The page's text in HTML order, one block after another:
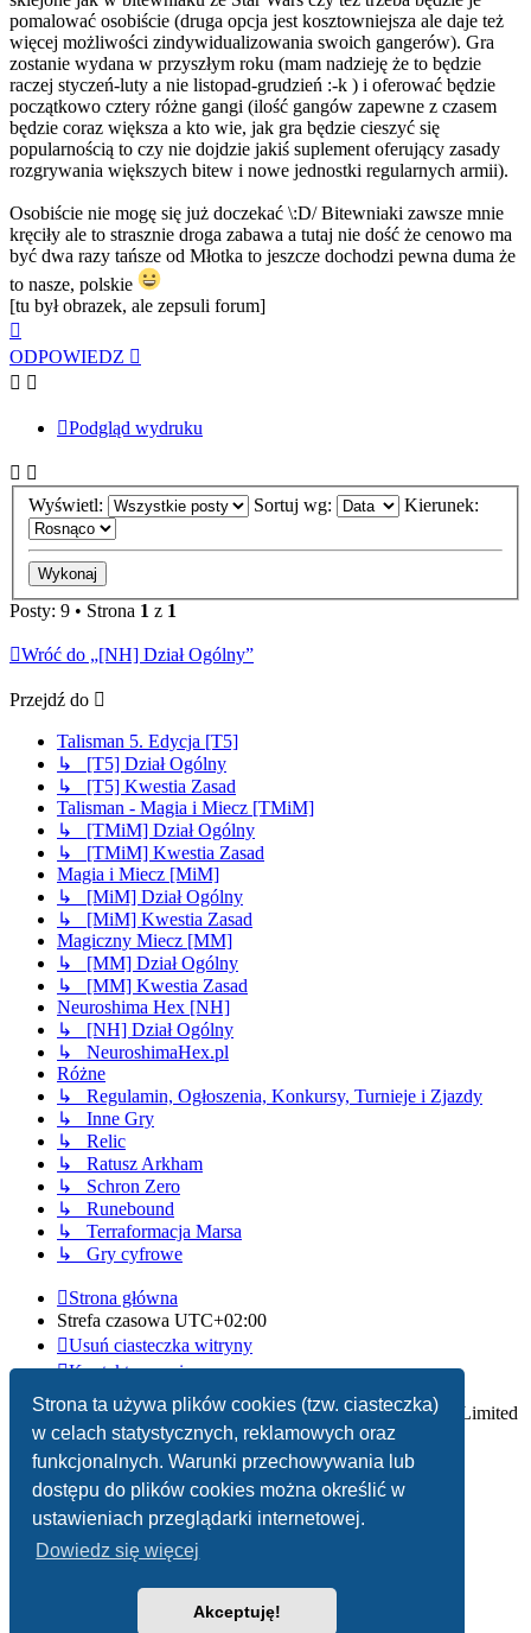
Strona ta używa plików cookies (tzw. ciasteczka)
w celach statystycznych, reklamowych oraz
funkcjonalnych. Warunki przechowywania lub
dostępu do plików cookies można określić w
ustawieniach przeglądarki internetowej.
Dowiedz się więcej
Akceptuję!
pomalować osobiście (druga opcja jest kosztowniejsza ale daje też
więcej możliwości zindywidualizowania swoich gangerów). Gra
zostanie wydana w przyszłym roku (mam nadzieję że to będzie
raczej styczeń-luty a nie listopad-grudzień :-k ) i oferować będzie
początkowo cztery różne gangi (ilość gangów zapewne z czasem
będzie coraz większa a kto wie, jak gra będzie cieszyć się
popularnością to czy nie dojdzie jakiś suplement oferujący zasady
rozgrywania większych bitew i nowe jednostki regularnych armii).
Osobiście nie mogę się już doczekać \:D/ Bitewniaki zawsze mnie
kręciły ale to strasznie droga zabawa a tutaj nie dość że cenowo ma
być dwa razy tańsze od Młotka to jeszcze dochodzi pewna duma że
to nasze, polskie
[tu był obrazek, ale zepsuli forum]
górę
ODPOWIEDZ
Podgląd wydruku
Wyświetl: Sortuj wg: Kierunek:
Posty: 9 • Strona 1 z 1
Wróć do „[NH] Dział Ogólny”
Przejdź do
Talisman 5. Edycja [T5]
↳ [T5] Dział Ogólny
↳ [T5] Kwestia Zasad
Talisman - Magia i Miecz [TMiM]
↳ [TMiM] Dział Ogólny
↳ [TMiM] Kwestia Zasad
Magia i Miecz [MiM]
↳ [MiM] Dział Ogólny
↳ [MiM] Kwestia Zasad
Magiczny Miecz [MM]
↳ [MM] Dział Ogólny
↳ [MM] Kwestia Zasad
Neuroshima Hex [NH]
↳ [NH] Dział Ogólny
↳ NeuroshimaHex.pl
Różne
↳ Regulamin, Ogłoszenia, Konkursy, Turnieje i Zjazdy
↳ Inne Gry
↳ Relic
↳ Ratusz Arkham
↳ Schron Zero
↳ Runebound
↳ Terraformacja Marsa
↳ Gry cyfrowe
Strona główna
Strefa czasowa UTC+02:00
Usuń ciasteczka witryny
Kontakt z nami
Technologię dostarczaphpBB® Forum Software © phpBB Limited
Polski pakiet językowy dostarczaphpBB.pl
Zasady ochrony danych osobowych |Regulamin